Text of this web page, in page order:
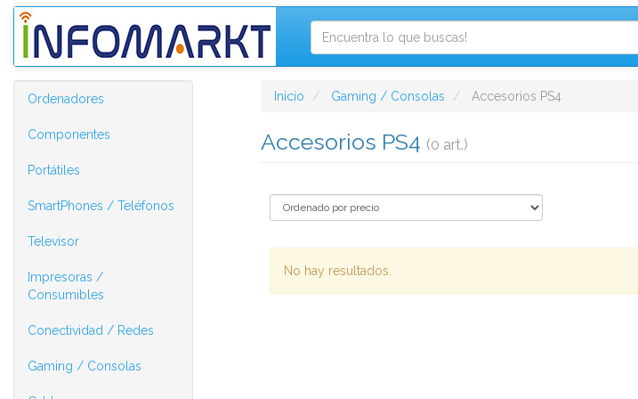
Ordenadores
Componentes
Portátiles
SmartPhones / Teléfonos
Televisor
Impresoras /
Consumibles
Conectividad / Redes
Gaming / Consolas
Inicio Gaming / Consolas Accesorios PS4
Accesorios PS4 (0 art.)
No hay resultados.